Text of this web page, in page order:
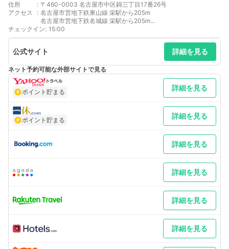
住所 : 〒460-0003 名古屋市中区錦三丁目17番26号
アクセス
: 名古屋市営地下鉄東山線 栄駅から205m
名古屋市営地下鉄名城線 栄駅から205m
名鉄瀬戸線 栄町駅から289m
名古屋市営地下鉄名城線 久屋大通駅から445m
チェックイン: 15:00
公式サイト 詳細を見る
ネット予約可能な外部サイトで見る
ポイント貯まる 詳細を見る
ポイント貯まる 詳細を見る
詳細を見る
詳細を見る
詳細を見る
詳細を見る